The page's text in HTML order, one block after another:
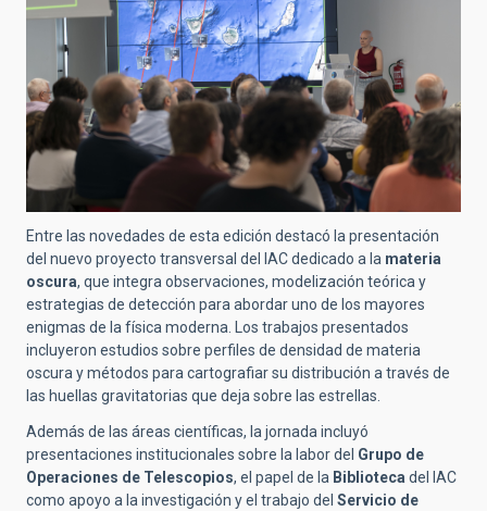
Entre las novedades de esta edición destacó la presentación
del nuevo proyecto transversal del IAC dedicado a la materia
oscura, que integra observaciones, modelización teórica y
estrategias de detección para abordar uno de los mayores
enigmas de la física moderna. Los trabajos presentados
incluyeron estudios sobre perfiles de densidad de materia
oscura y métodos para cartografiar su distribución a través de
las huellas gravitatorias que deja sobre las estrellas.
Además de las áreas científicas, la jornada incluyó
presentaciones institucionales sobre la labor del Grupo de
Operaciones de Telescopios, el papel de la Biblioteca del IAC
como apoyo a la investigación y el trabajo del Servicio de